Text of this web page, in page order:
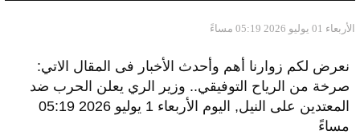
الأربعاء 01 يوليو 2026 05:19 مساءً
نعرض لكم زوارنا أهم وأحدث الأخبار فى المقال الاتي:
صرخة من الرياح التوفيقي.. وزير الري يعلن الحرب ضد
المعتدين على النيل, اليوم الأربعاء 1 يوليو 2026 05:19
مساءً